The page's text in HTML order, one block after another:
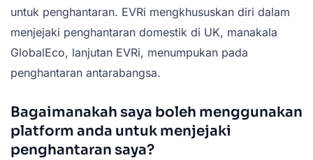
untuk penghantaran. EVRi mengkhususkan diri dalam
menjejaki penghantaran domestik di UK, manakala
GlobalEco, lanjutan EVRi, menumpukan pada
penghantaran antarabangsa.
Bagaimanakah saya boleh menggunakan
platform anda untuk menjejaki
penghantaran saya?